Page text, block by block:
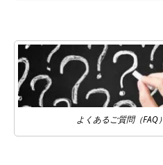
よくあるご質問（FAQ）